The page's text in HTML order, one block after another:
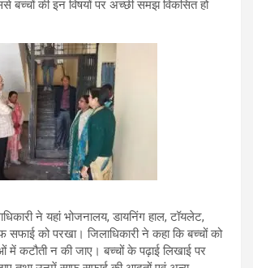
बच्चों की इन विषयों पर अच्छी समझ विकसित हो
ने यहां भोजनालय, डायनिंग हाल, टॉयलेट,
सफाई को परखा। जिलाधिकारी ने कहा कि बच्चों को
में कटौती न की जाए। बच्चों के पढ़ाई लिखाई पर